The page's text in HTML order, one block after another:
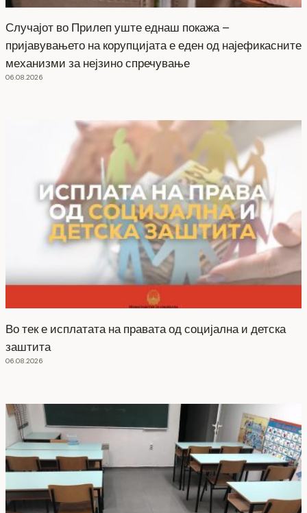
Случајот во Прилеп уште еднаш покажа –
пријавувањето на корупцијата е еден од најефикасните
механизми за нејзино спречување
06.08.2026
Во тек е исплатата на правата од социјална и детска
заштита
06.08.2026